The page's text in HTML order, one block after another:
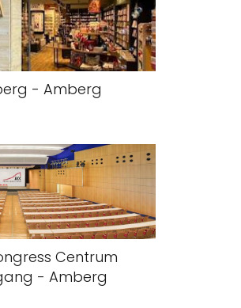
- Amberg
Centrum
- Amberg